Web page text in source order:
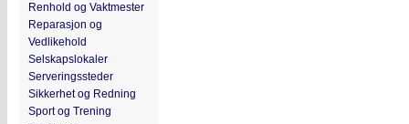
Renhold og Vaktmester
Reparasjon og
Vedlikehold
Selskapslokaler
Serveringssteder
Sikkerhet og Redning
Sport og Trening